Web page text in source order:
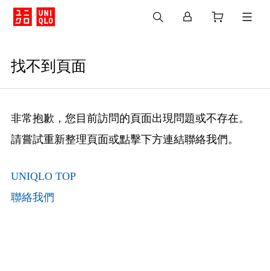
找不到頁面
非常抱歉，您目前訪問的頁面出現問題或不存在。
請嘗試重新整理頁面或點擊下方連結聯絡我們。
UNIQLO TOP
聯絡我們